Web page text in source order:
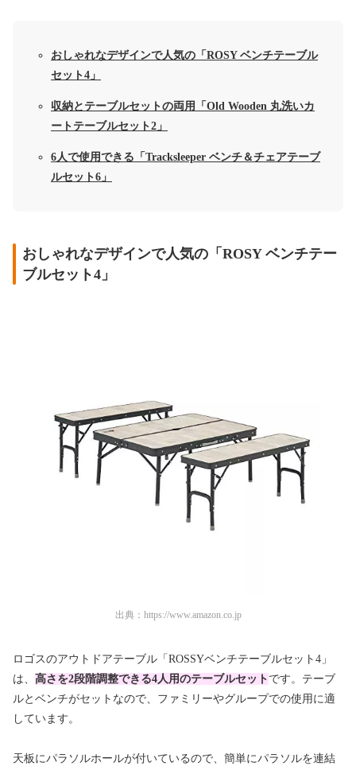
おしゃれなデザインで人気の「ROSY ベンチテーブル
セット4」
収納とテーブルセットの両用「Old Wooden 丸洗いカ
ートテーブルセット2」
6人で使用できる「Tracksleeper ベンチ＆チェアテーブ
ルセット6」
おしゃれなデザインで人気の「ROSY ベンチテー
ブルセット4」
出典： https://www.amazon.co.jp
ロゴスのアウトドアテーブル「ROSSYベンチテーブルセット4」
は、 高さを2段階調整できる4人用のテーブルセット です。テーブ
ルとベンチがセットなので、ファミリーやグループでの使用に適
しています。
天板にパラソルホールが付いているので、簡単にパラソルを連結